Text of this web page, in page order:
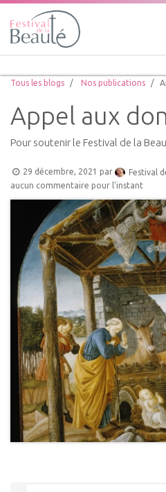
Tous les blogs Nos publications
Appel aux
Pour soutenir le Festival de la
29 décembre, 2021 par Festival
aucun commentaire pour l'instant